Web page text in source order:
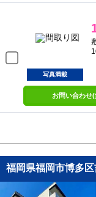
写真満載
お問い合わせ(
福岡県福岡市博多区